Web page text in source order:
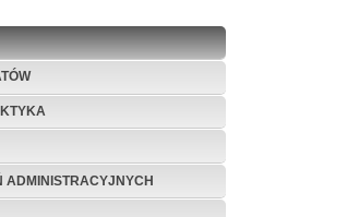
ADMINISTRACYJNYCH